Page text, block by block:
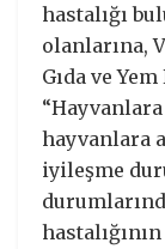
hastalığı
olanlarına,
Gıda ve
hayvanlara
iyileşme